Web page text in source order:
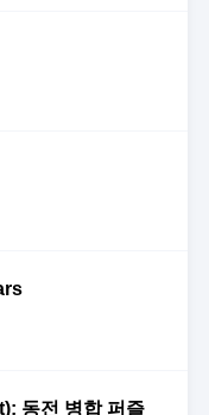
동전 병합 퍼즐